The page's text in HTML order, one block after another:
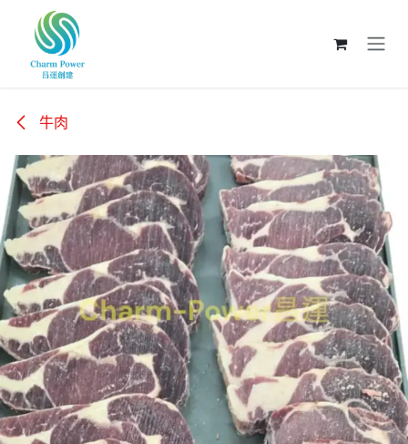
跳至內容
牛肉